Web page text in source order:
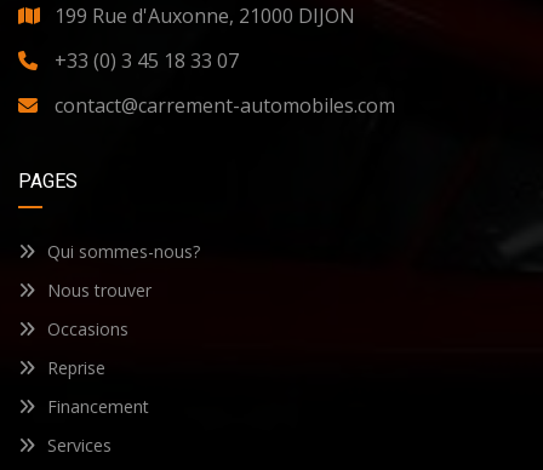
199 Rue d'Auxonne, 21000 DIJON
+33 (0) 3 45 18 33 07
contact@carrement-automobiles.com
PAGES
Qui sommes-nous?
Nous trouver
Occasions
Reprise
Financement
Services